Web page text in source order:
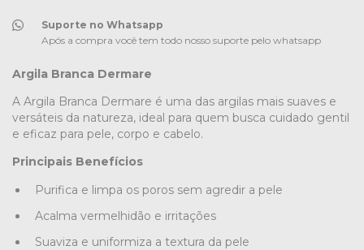
Suporte no Whatsapp
Após a compra você tem todo nosso suporte pelo whatsapp
Argila Branca Dermare
A Argila Branca Dermare é uma das argilas mais suaves e
versáteis da natureza, ideal para quem busca cuidado gentil
e eficaz para pele, corpo e cabelo.
Principais Benefícios
Purifica e limpa os poros sem agredir a pele
Acalma vermelhidão e irritações
Suaviza e uniformiza a textura da pele